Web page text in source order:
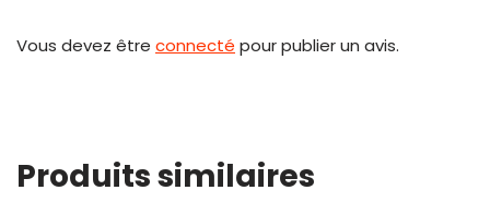
Vous devez être connecté pour publier un avis.
Produits similaires